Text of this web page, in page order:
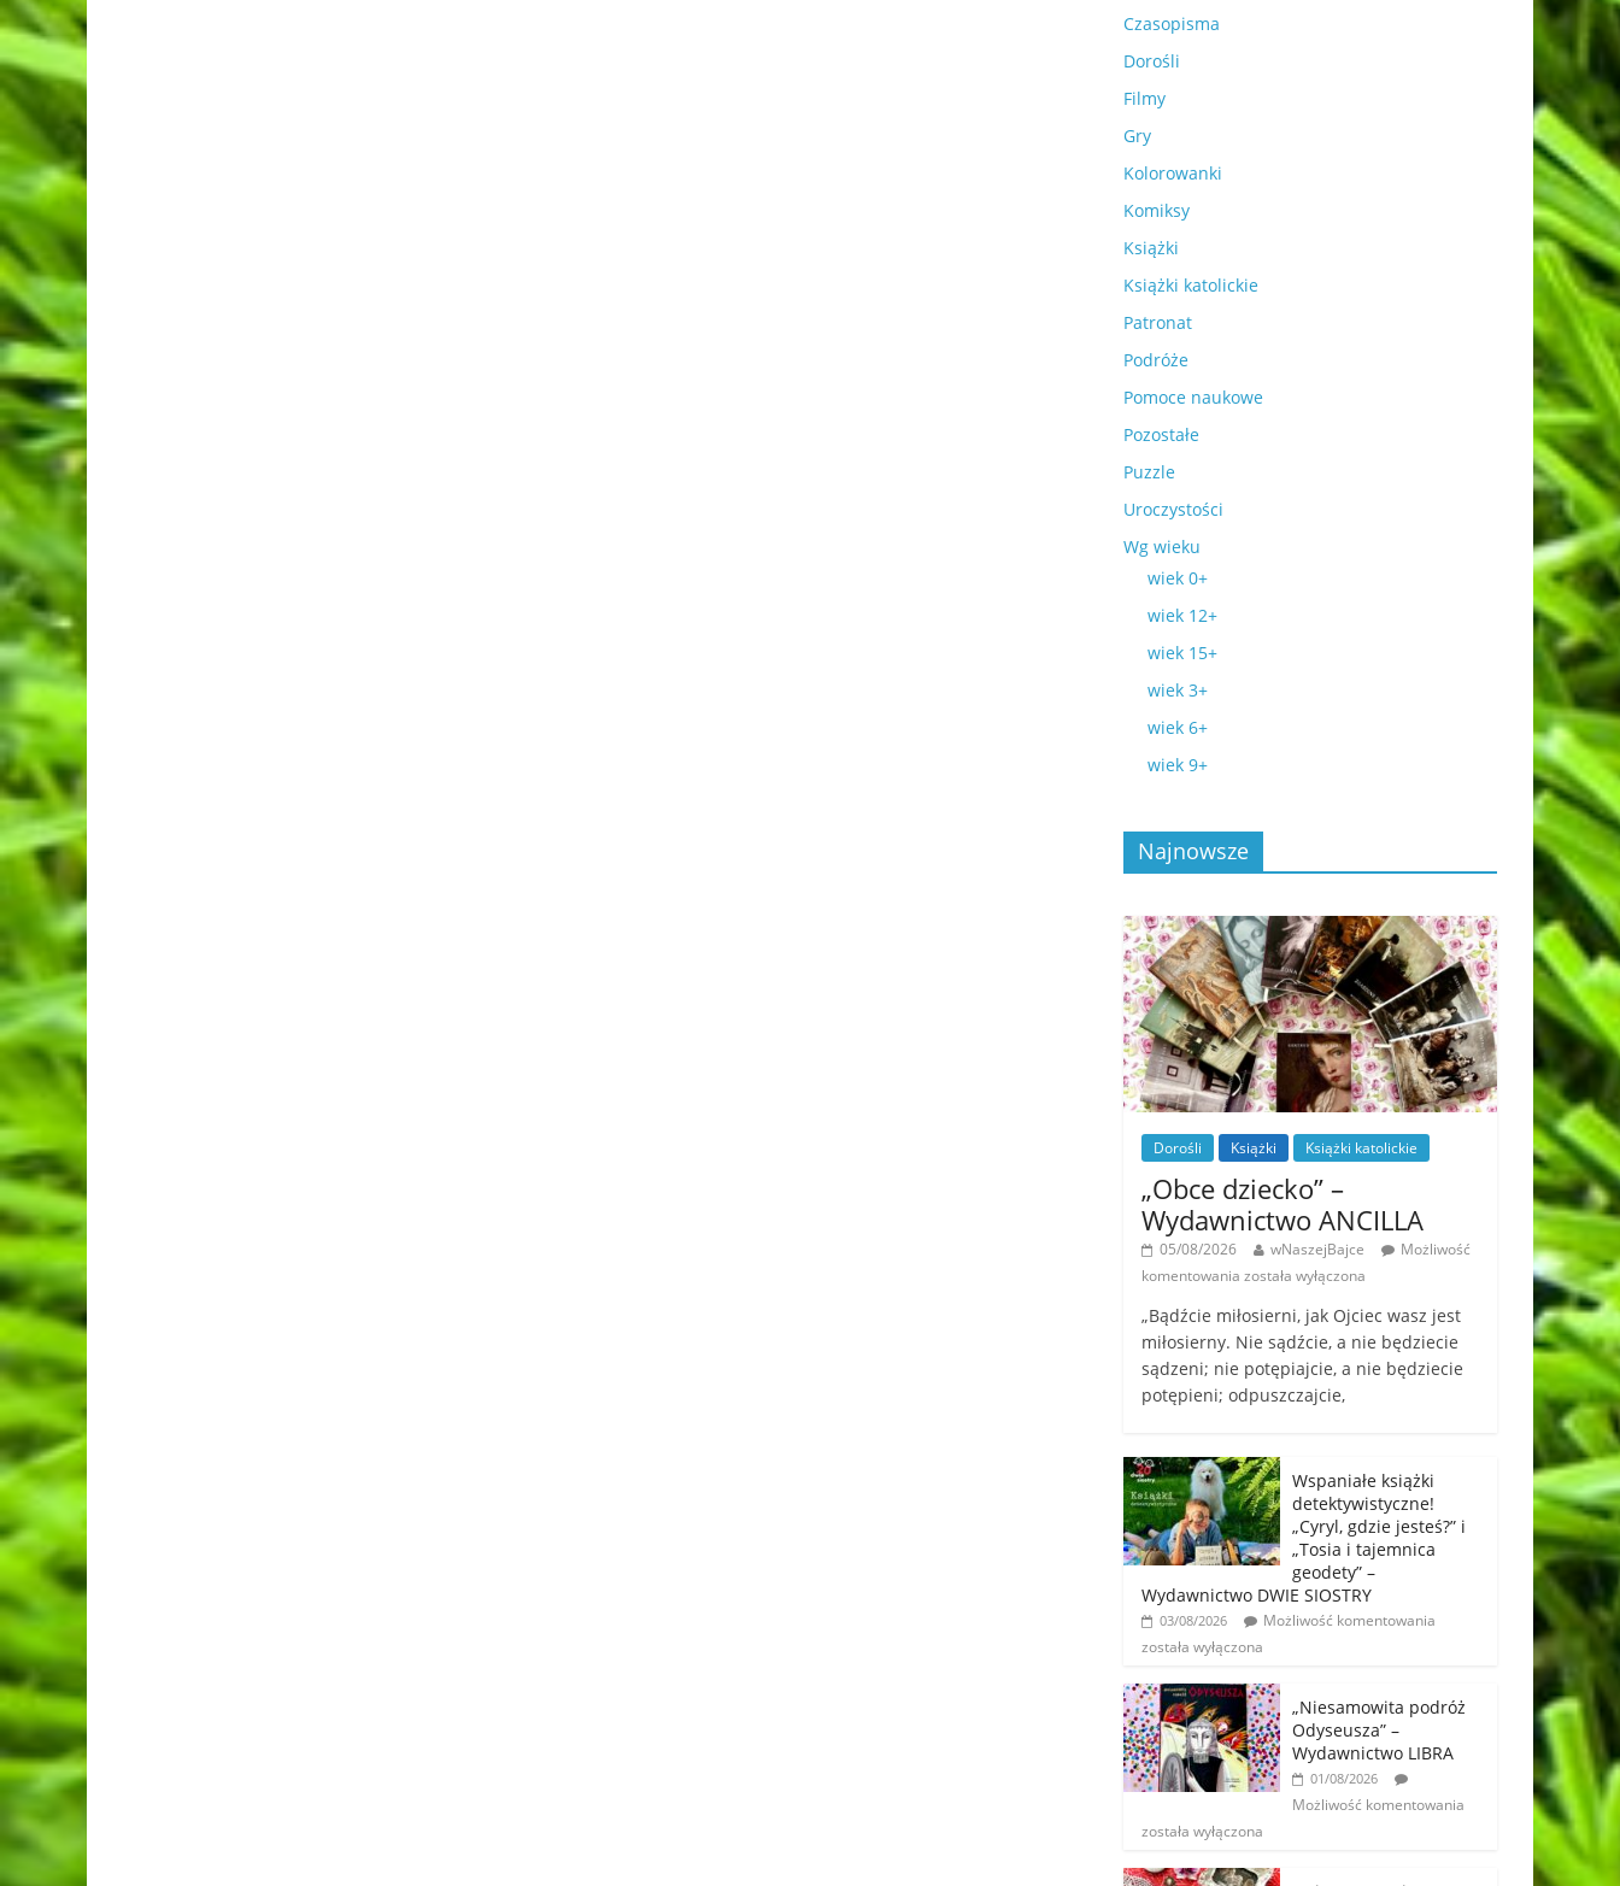
Czasopisma
Dorośli
Filmy
Gry
Kolorowanki
Komiksy
Książki
Książki katolickie
Patronat
Podróże
Pomoce naukowe
Pozostałe
Puzzle
Uroczystości
Wg wieku
wiek 0+
wiek 12+
wiek 15+
wiek 3+
wiek 6+
wiek 9+
Najnowsze
Dorośli Książki Książki katolickie
„Obce dziecko” –
Wydawnictwo ANCILLA
05/08/2026 wNaszejBajce
Możliwość
komentowania została wyłączona
„Bądźcie miłosierni, jak Ojciec wasz jest
miłosierny. Nie sądźcie, a nie będziecie
sądzeni; nie potępiajcie, a nie będziecie
potępieni; odpuszczajcie,
Wspaniałe książki
detektywistyczne!
„Cyryl, gdzie jesteś?” i
„Tosia i tajemnica
geodety” –
Wydawnictwo DWIE SIOSTRY
03/08/2026
Możliwość komentowania
została wyłączona
„Niesamowita podróż
Odyseusza” –
Wydawnictwo LIBRA
01/08/2026
Możliwość komentowania
została wyłączona